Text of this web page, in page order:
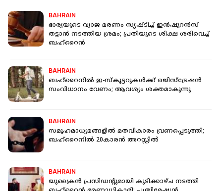
BAHRAIN
ഭാര്യയുടെ വ്യാജ മരണം സൃഷ്ടിച്ച് ഇൻഷുറൻസ്
തട്ടാൻ നടത്തിയ ശ്രമം; പ്രതിയുടെ ശിക്ഷ ശരിവെച്ച്
ബഹ്റൈൻ
BAHRAIN
ബഹ്റൈനില്‍ ഇ-സ്‌കൂട്ടറുകള്‍ക്ക് രജിസ്‌ട്രേഷന്‍
സംവിധാനം വേണം; ആവശ്യം ശക്തമാകുന്നു
BAHRAIN
സമൂഹമാധ്യമങ്ങളിൽ മതവികാരം വ്രണപ്പെടുത്തി;
ബഹ്റൈനിൽ 20കാരൻ അറസ്റ്റിൽ
BAHRAIN
യുക്രൈൻ പ്രസിഡന്റുമായി കുടിക്കാഴ്ച നടത്തി